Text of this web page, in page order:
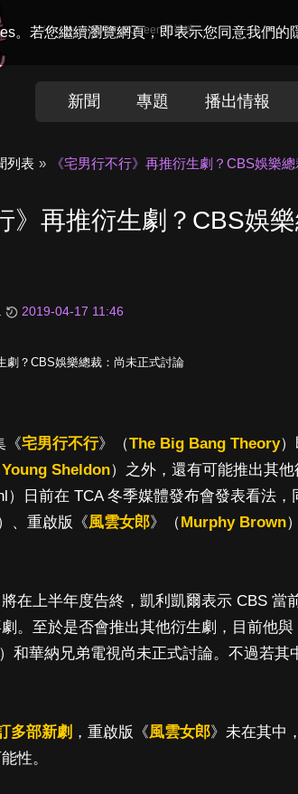
。若您繼續瀏覽網頁，即表示您同意我們的
Welcome toDramaQueen電視迷
新聞 專題 播出情報
列表 《宅男行不行》再推衍生劇？CBS娛樂
》再推衍生劇？CBS娛
2019-04-17 11:46
《宅男行不行》（The Big Bang Theory
Young Sheldon）之外，還有可能推出其
）日前在 TCA 冬季媒體發布會發表看法，
、重啟版《風雲女郎》（Murphy Brown
在上半年度告終，凱利凱爾表示 CBS 當
。至於是否會推出其他衍生劇，目前他與
）和華納兄弟電視尚未正式討論。不過若其
多部新劇 ，重啟版《風雲女郎》未在其中
性。